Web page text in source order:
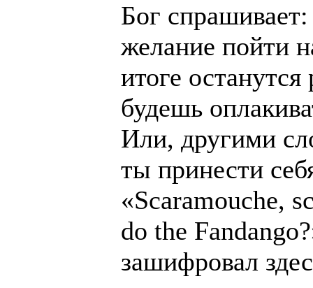
Бог
желание пойти
итоге
будешь
Или, другими
ты принести
«Scaramouche,
do the
зашифровал